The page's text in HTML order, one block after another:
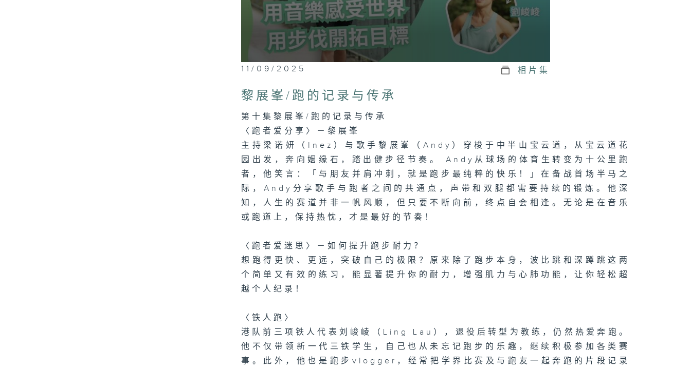
0
seconds
23
minutes,
secondsVolume
90%
11/09/2025 相片集
黎展峯/跑的记录与传承
第十集黎展峯/跑的记录与传承
〈跑者爱分享〉－黎展峯
主持梁诺妍（Inez）与歌手黎展峯（Andy）穿梭于中半山宝云道，从宝云道花
园出发，奔向姻缘石，踏出健步径节奏。 Andy从球场的体育生转变为十公里跑
者，他笑言：「与朋友并肩冲刺，就是跑步最纯粹的快乐！」在备战首场半马之
际，Andy分享歌手与跑者之间的共通点，声带和双腿都需要持续的锻炼。他深
知，人生的赛道并非一帆风顺，但只要不断向前，终点自会相逢。无论是在音乐
或跑道上，保持热忱，才是最好的节奏！
〈跑者爱迷思〉－如何提升跑步耐力？
想跑得更快、更远，突破自己的极限？原来除了跑步本身，波比跳和深蹲跳这两
个简单又有效的练习，能显著提升你的耐力，增强肌力与心肺功能，让你轻松超
越个人纪录！
〈铁人跑〉
港队前三项铁人代表刘峻崚（Ling Lau），退役后转型为教练，仍然热爱奔跑。
他不仅带领新一代三铁学生，自己也从未忘记跑步的乐趣，继续积极参加各类赛
事。此外，他也是跑步vlogger，经常把学界比赛及与跑友一起奔跑的片段记录